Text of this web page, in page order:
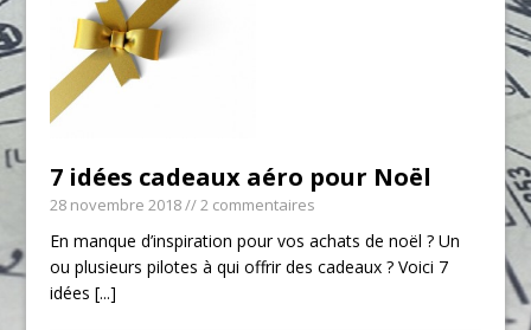
7 idées cadeaux aéro pour Noël
28 novembre 2018// 2 commentaires
En manque d’inspiration pour vos achats de noël ? Un
ou plusieurs pilotes à qui offrir des cadeaux ? Voici 7
idées[...]